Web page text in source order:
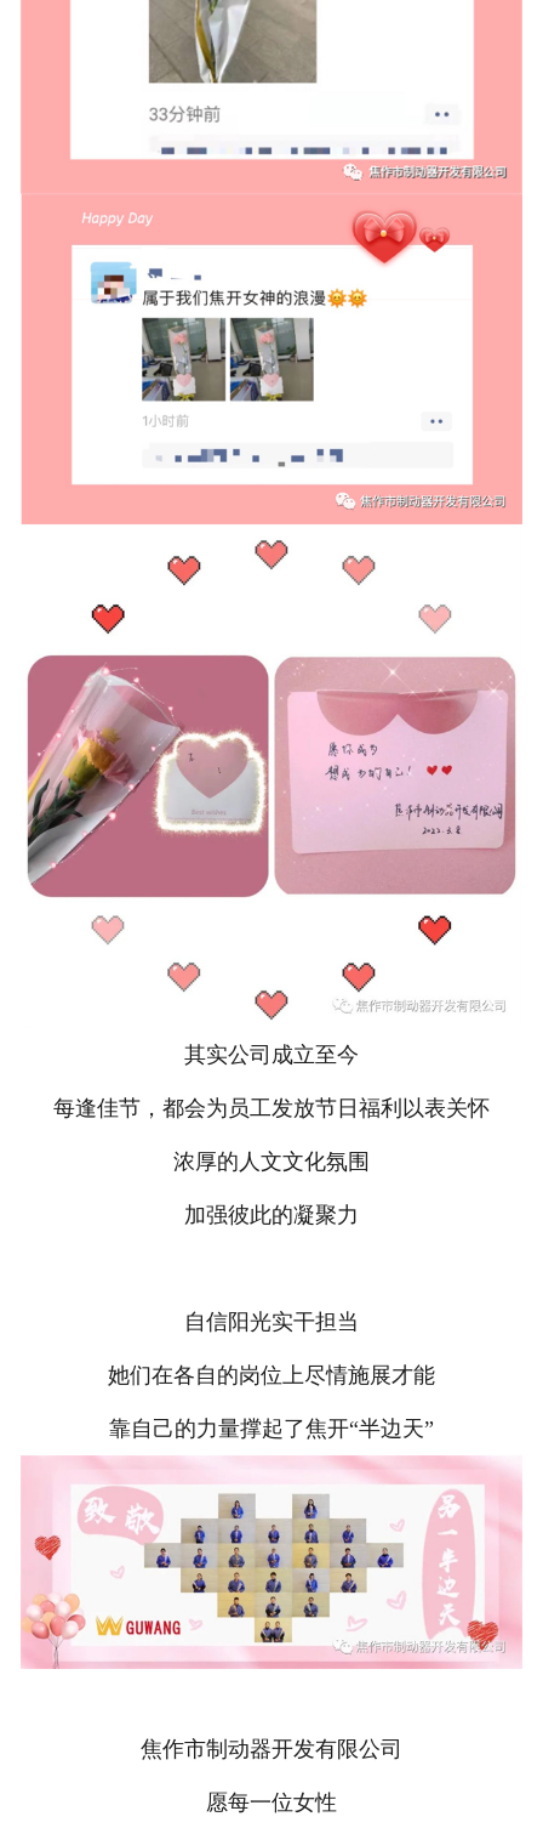
其实公司成立至今
每逢佳节，都会为员工发放节日福利以表关怀
浓厚的人文文化氛围
加强彼此的凝聚力
自信阳光实干担当
她们在各自的岗位上尽情施展才能
靠自己的力量撑起了焦开“半边天”
焦作市制动器开发有限公司
愿每一位女性